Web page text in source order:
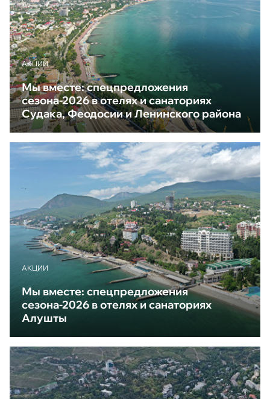
АКЦИИ
Мы вместе: спецпредложения
сезона-2026 в отелях и санаториях
Судака, Феодосии и Ленинского района
АКЦИИ
Мы вместе: спецпредложения
сезона-2026 в отелях и санаториях
Алушты